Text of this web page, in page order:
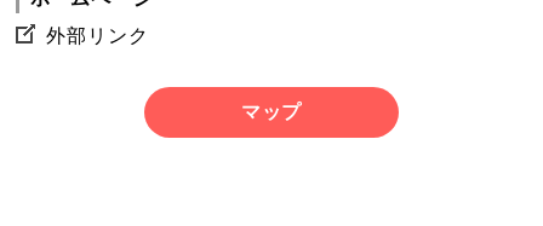
外部リンク
マップ